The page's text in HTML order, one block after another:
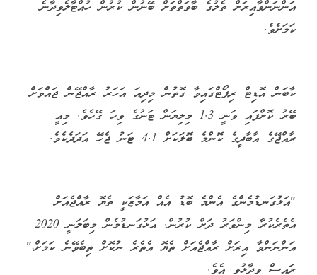
އަންނަންވާއިރަށް ތެލުގެ ބާވަތްތަށް ބޭނުން ކުރުން ހުއްޓާލެވިދާނެ
ކަމަށެވެ.
ކާބަން އޮޑިޓް ރިޕޯޓްގައިވާ ގޮތުން މިދިއަ އަހަރު ރާއްޖޭން ޖައްވަށް
ބޭރު ކޮށްފައި ވަނީ 1.3 މިލިޔަން ޓަނުގެ ވިހަ ގޭހެވެ. މިއީ
ރާއްޖޭގެ އާބާދީގެ ކޮންމެ ބޮލަކަށް 4.1 ޓަނު ޖެހޭ އަދަދެކެވެ.
"އަޅުގަނޑުމެންގެ އެންމެ ބޮޑު އެއް އަމާޒަކީ ތެޔޮ ރާއްޖެއަށް
އެތެރެކުރާ މިންވަރު ދަށް ކުރުން. އަޅުގަނޑުމެން މިބަލަނީ 2020
އަންނަންވާ އިރަށް ރާއްޖެއަށް ތެޔޮ އެތެރެ ނުކޮށް ތިބެވޭނެ ކަމަށް،"
ރައީސް ވިދާޅުވި އެވެ.